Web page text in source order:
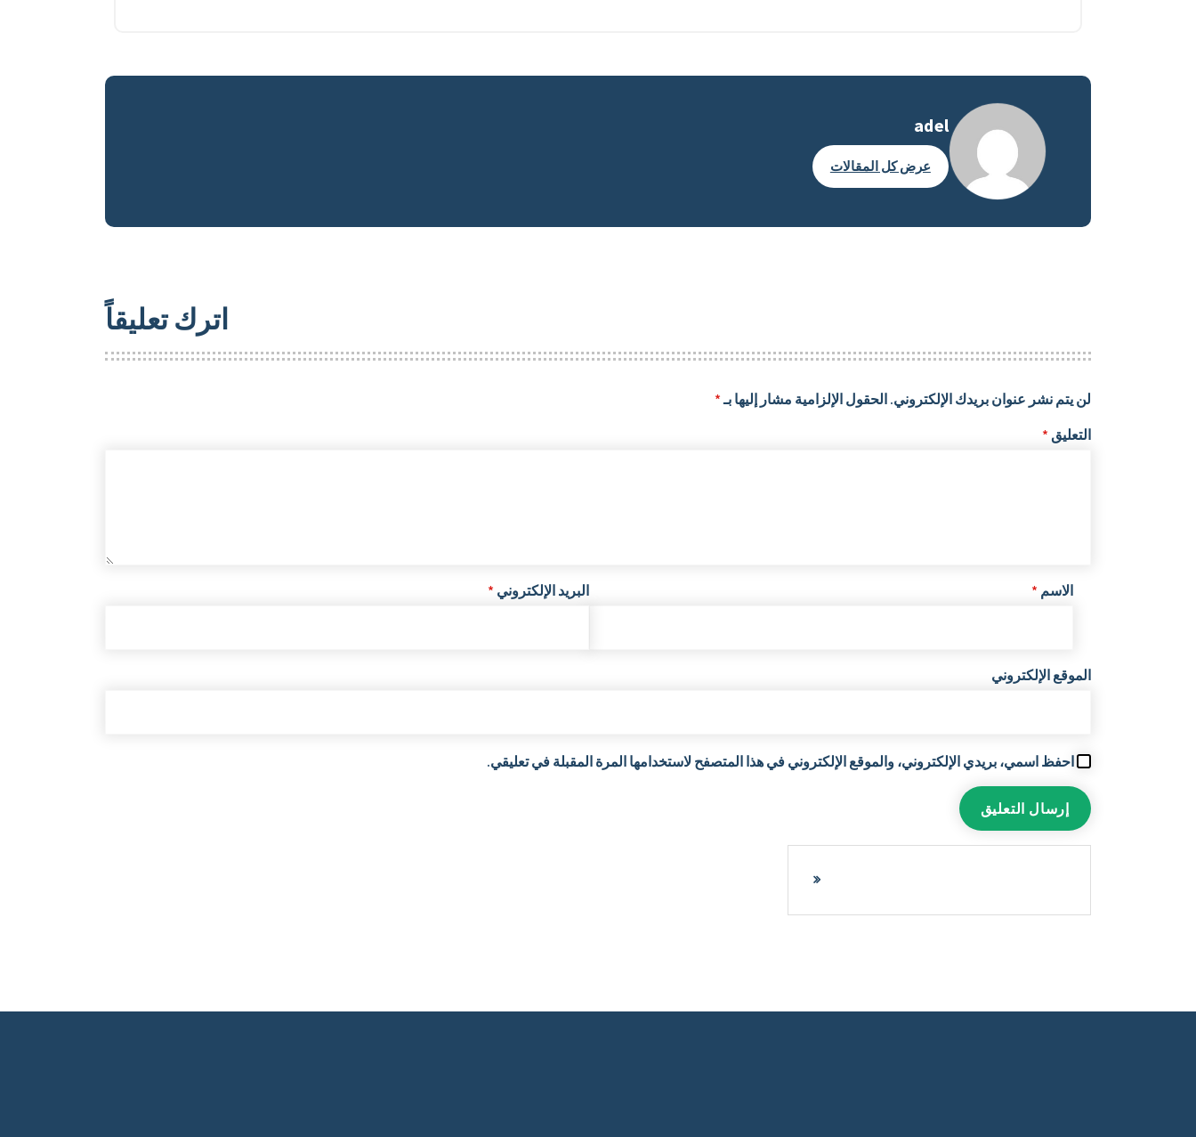
adel
عرض كل المقالات
اترك تعليقاً
لن يتم نشر عنوان بريدك الإلكتروني. الحقول الإلزامية مشار إليها بـ*
التعليق *
الاسم * البريد الإلكتروني *
الموقع الإلكتروني
احفظ اسمي، بريدي الإلكتروني، والموقع الإلكتروني في هذا المتصفح لاستخدامها المرة المقبلة في تعليقي.